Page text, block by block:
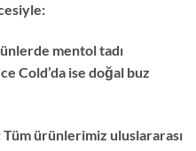
mentol tadı
Cold’da ise doğal buz
ürünlerimiz uluslararası